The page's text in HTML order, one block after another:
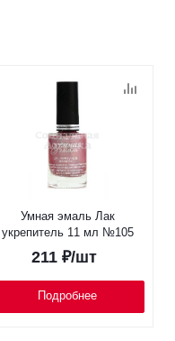
Умная эмаль Лак
укрепитель 11 мл №105
211 ₽/шт
Подробнее